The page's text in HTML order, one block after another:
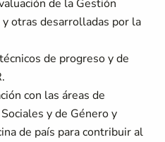
de la Gestión
otras desarrolladas por la
de progreso y de
con las áreas de
y de Género y
de país para contribuir al